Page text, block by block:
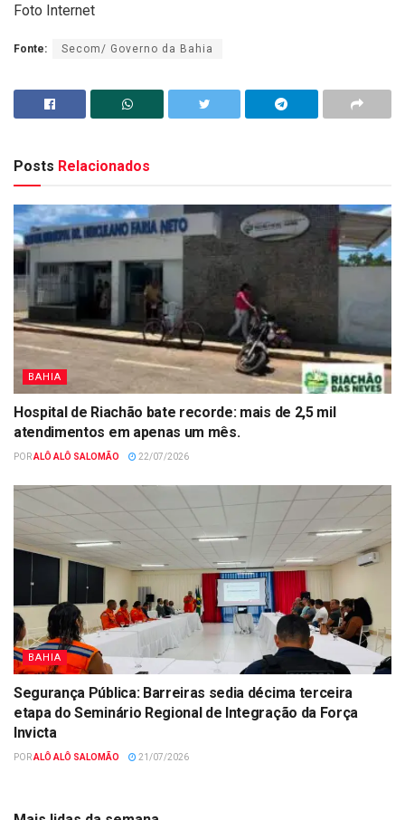
Foto Internet
Fonte: Secom/ Governo da Bahia
Posts Relacionados
BAHIA
Hospital de Riachão bate recorde: mais de 2,5 mil
atendimentos em apenas um mês.
PORALÔ ALÔ SALOMÃO 22/07/2026
BAHIA
Segurança Pública: Barreiras sedia décima terceira
etapa do Seminário Regional de Integração da Força
Invicta
PORALÔ ALÔ SALOMÃO 21/07/2026